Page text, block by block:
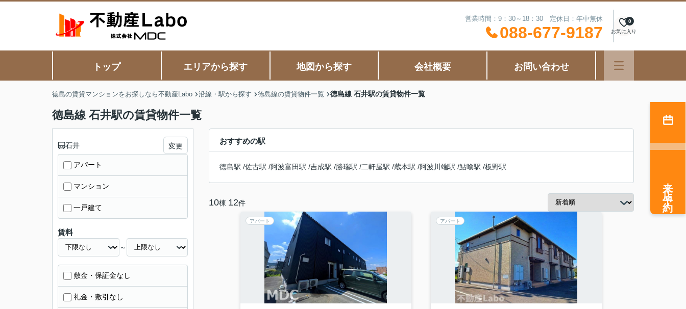
営業時間：9：30～18：30 定休日：年中無休
088-677-9187 お気に入り
0
トップ エリアから探す 地図から探す 会社概要 お問い合わせ
徳島の賃貸マンションをお探しなら不動産Labo 沿線・駅から探す 徳島線の賃貸物件一覧 徳島線 石井駅の賃貸物件一覧
徳島線 石井駅の賃貸物件一覧
おすすめの駅
徳島駅 /佐古駅 /阿波富田駅 /吉成駅 /勝瑞駅 /二軒屋駅 /蔵本駅 /阿波川端駅 /鮎喰駅 /板野駅
10棟 12件
アパート アパート
石井 変更
アパート
マンション
一戸建て
賃料
～
敷金・保証金なし
礼金・敷引なし
来店予約